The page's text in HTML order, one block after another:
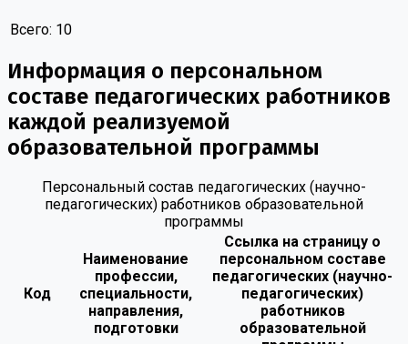
Всего: 10
Информация о персональном
составе педагогических работников
каждой реализуемой
образовательной программы
Персональный состав педагогических (научно-
педагогических) работников образовательной
программы
Код
Наименование
профессии,
специальности,
направления,
подготовки
Ссылка на страницу о
персональном составе
педагогических (научно-
педагогических)
работников
образовательной